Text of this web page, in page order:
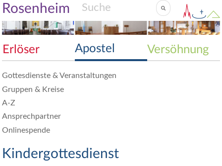
Rosenheim
Erlöser Apostel Versöhnung
Gottesdienste & Veranstaltungen
Gruppen & Kreise
A-Z
Ansprechpartner
Onlinespende
Kindergottesdienst